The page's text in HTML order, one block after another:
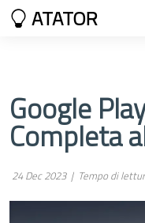
ATATOR
Google
Completa
24 Dec 2023 | Tempo di